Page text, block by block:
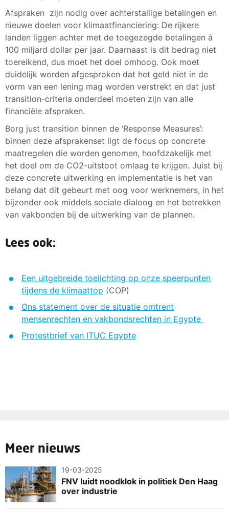
Afspraken zijn nodig over achterstallige betalingen en
nieuwe doelen voor klimaatfinanciering: De rijkere
landen liggen achter met de toegezegde betalingen á
100 miljard dollar per jaar. Daarnaast is dit bedrag niet
toereikend, dus moet het doel omhoog. Ook moet
duidelijk worden afgesproken dat het geld niet in de
vorm van een lening mag worden verstrekt en dat just
transition-criteria onderdeel moeten zijn van alle
financiële afspraken.
Borg just transition binnen de ‘Response Measures’:
binnen deze afsprakenset ligt de focus op concrete
maatregelen die worden genomen, hoofdzakelijk met
het doel om de CO2-uitstoot omlaag te krijgen. Juist bij
deze concrete uitwerking en implementatie is het van
belang dat dit gebeurt met oog voor werknemers, in het
bijzonder ook middels sociale dialoog en het betrekken
van vakbonden bij de uitwerking van de plannen.
Lees ook:
Een uitgebreide toelichting op onze speerpunten
tijdens de klimaattop (COP)
Ons statement over de situatie omtrent
mensenrechten en vakbondsrechten in Egypte
Protestbrief van ITUC Egypte
Meer nieuws
19-03-2025
FNV luidt noodklok in politiek Den Haag
over industrie